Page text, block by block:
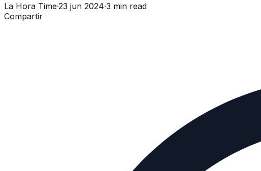
La Hora Time·23 jun 2024·3 min read
Compartir